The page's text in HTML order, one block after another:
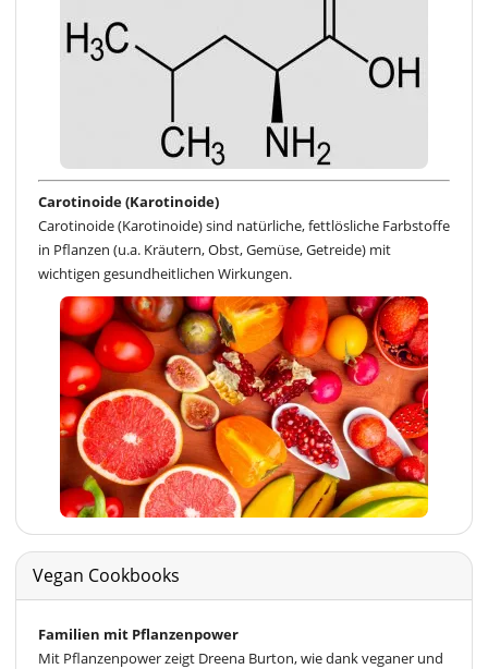
Carotinoide (Karotinoide)
Carotinoide (Karotinoide) sind natürliche, fettlösliche Farbstoffe
in Pflanzen (u.a. Kräutern, Obst, Gemüse, Getreide) mit
wichtigen gesundheitlichen Wirkungen.
Vegan Cookbooks
Familien mit Pflanzenpower
Mit Pflanzenpower zeigt Dreena Burton, wie dank veganer und